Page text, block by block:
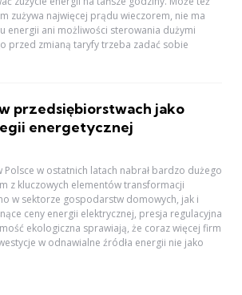
zużywa najwięcej prądu wieczorem, nie ma
energii ani możliwości sterowania dużymi
przed zmianą taryfy trzeba zadać sobie
przedsiębiorstwach jako
energetycznej
w ostatnich latach nabrał bardzo dużego
z kluczowych elementów transformacji
w sektorze gospodarstw domowych, jak i
ceny energii elektrycznej, presja regulacyjna
ekologiczna sprawiają, że coraz więcej firm
w odnawialne źródła energii nie jako